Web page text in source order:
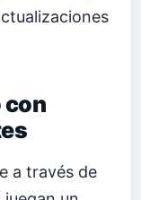
con
a través de